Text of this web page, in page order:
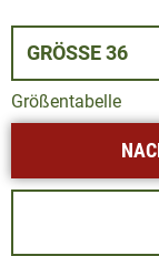
GRÖSSE 36
Größentabelle